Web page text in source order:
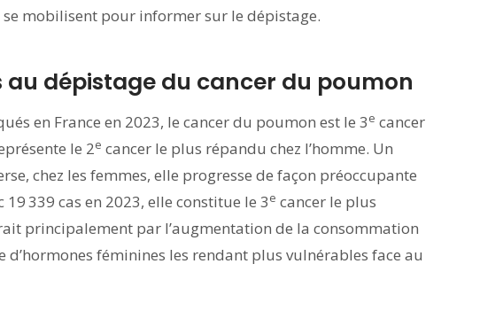
mobilisent pour informer sur le dépistage.
au dépistage du cancer du poumon
en France en 2023, le cancer du poumon est le 3e cancer
le 2e cancer le plus répandu chez l’homme. Un
chez les femmes, elle progresse de façon préoccupante
339 cas en 2023, elle constitue le 3e cancer le plus
principalement par l’augmentation de la consommation
féminines les rendant plus vulnérables face au